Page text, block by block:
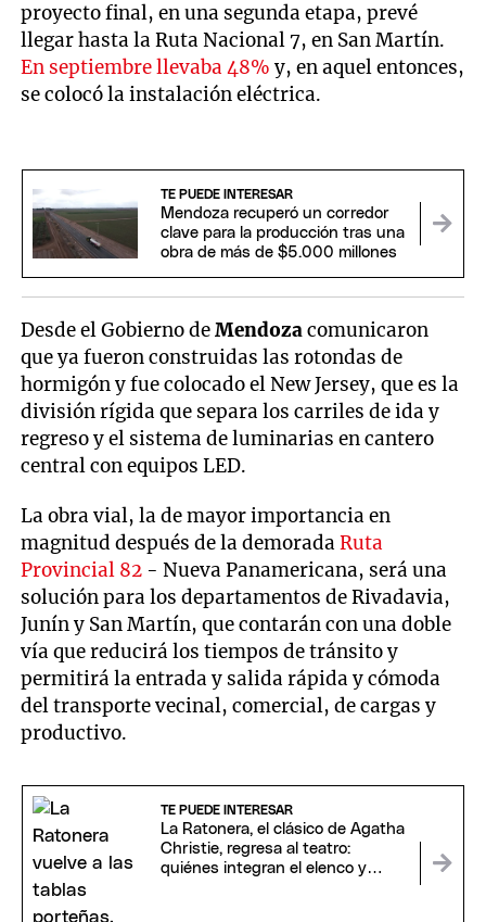
proyecto final, en una segunda etapa, prevé
llegar hasta la Ruta Nacional 7, en San Martín.
En septiembre llevaba 48% y, en aquel entonces,
se colocó la instalación eléctrica.
TE PUEDE INTERESAR
Mendoza recuperó un corredor
clave para la producción tras una
obra de más de $5.000 millones
Desde el Gobierno deMendozacomunicaron
que ya fueron construidas las rotondas de
hormigón y fue colocado el New Jersey, que es la
división rígida que separa los carriles de ida y
regreso y el sistema de luminarias en cantero
central con equipos LED.
La obra vial, la de mayor importancia en
magnitud después de la demoradaRuta
Provincial 82 - Nueva Panamericana, será una
solución para los departamentos de Rivadavia,
Junín y San Martín, que contarán con una doble
vía que reducirá los tiempos de tránsito y
permitirá la entrada y salida rápida y cómoda
del transporte vecinal, comercial, de cargas y
productivo.
TE PUEDE INTERESAR
La Ratonera, el clásico de Agatha
Christie, regresa al teatro:
quiénes integran el elenco y